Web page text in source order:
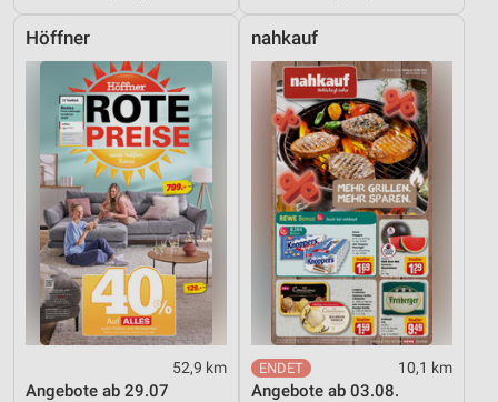
Höffner
52,9 km
Angebote ab 29.07
nahkauf
10,1 km
Angebote ab 03.08.